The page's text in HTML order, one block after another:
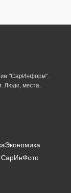
"СарИнформ".
Люди, места,
Экономика
СарИнФото